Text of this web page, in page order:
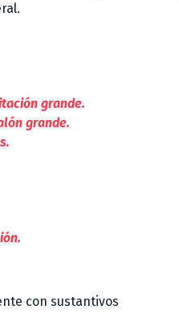
grande.
grande.
con sustantivos